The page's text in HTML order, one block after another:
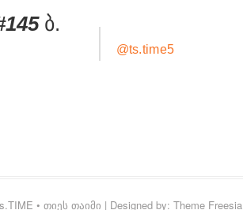
ბ.
@ts.time5
• თიეს თაიმი | Designed by: Theme Freesia